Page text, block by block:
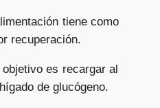
tiene como
recuperación.
es recargar al
de glucógeno.